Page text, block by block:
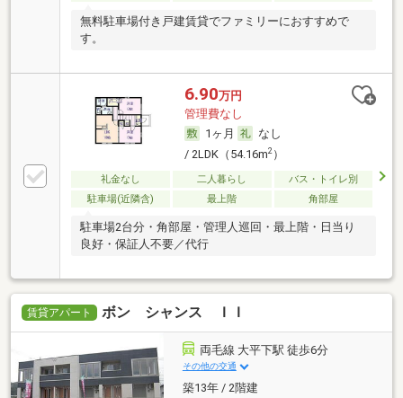
無料駐車場付き戸建賃貸でファミリーにおすすめで
す。
6.90万円
管理費なし
1ヶ月
なし
/ 2LDK（54.16m2）
礼金なし 二人暮らし
バス・トイレ別
駐車場(近隣含)
最上階 角部屋
駐車場2台分・角部屋・管理人巡回・最上階・日当り
良好・保証人不要／代行
賃貸アパート ボン シャンス ＩＩ
両毛線 大平下駅 徒歩6分
その他の交通
築13年 / 2階建